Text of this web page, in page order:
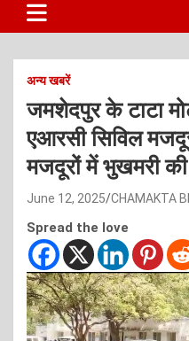
अन्य खबरें
जमशेदपुर के टाटा
एआरसी सिविल
मजदूरों में भुखमरी की
June 12, 2025 CHAMAKTA
Spread the love